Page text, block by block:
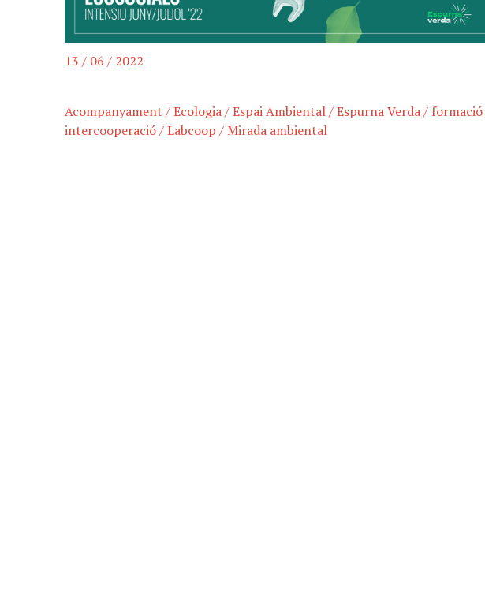
13 / 06 / 2022
Acompanyament /Ecologia/Espai Ambiental/Espurna Verda/ formació
intercooperació/Labcoop /Mirada ambiental